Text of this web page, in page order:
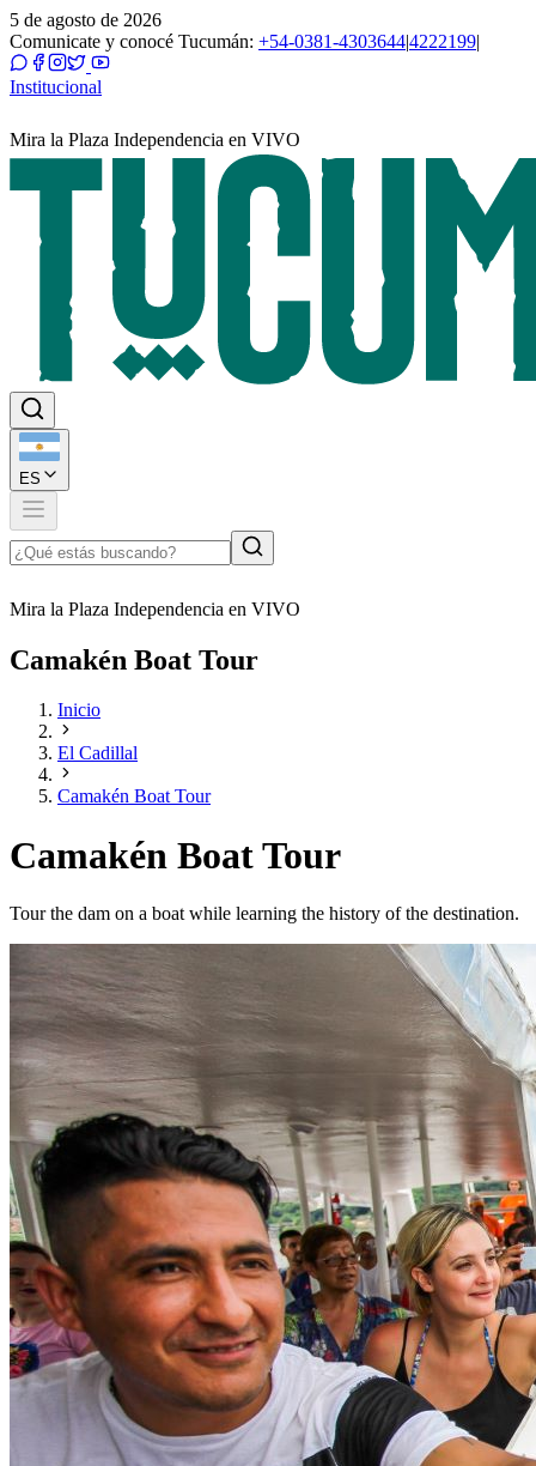
5 de agosto de 2026
Comunicate y conocé Tucumán: +54-0381-4303644|4222199|
Institucional
Mira la Plaza Independencia en VIVO
ES
Mira la Plaza Independencia en VIVO
Camakén Boat Tour
Inicio
El Cadillal
Camakén Boat Tour
Camakén Boat Tour
Tour the dam on a boat while learning the history of the destination.